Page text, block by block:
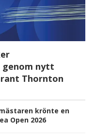
nytt
Thornton
krönte en
Open 2026